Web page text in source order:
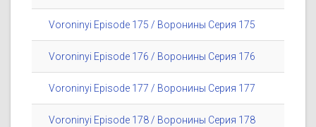
Voroninyi Episode 175 / Воронины Серия 175
Voroninyi Episode 176 / Воронины Серия 176
Voroninyi Episode 177 / Воронины Серия 177
Voroninyi Episode 178 / Воронины Серия 178